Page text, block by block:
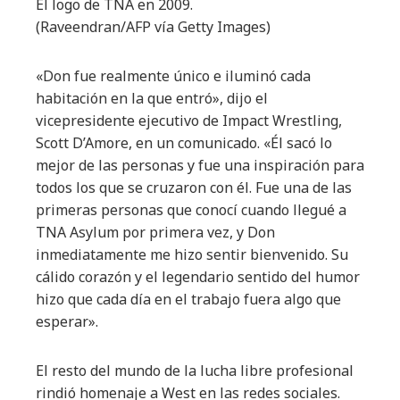
El logo de TNA en 2009.
(Raveendran/AFP vía Getty Images)
«Don fue realmente único e iluminó cada
habitación en la que entró», dijo el
vicepresidente ejecutivo de Impact Wrestling,
Scott D’Amore, en un comunicado. «Él sacó lo
mejor de las personas y fue una inspiración para
todos los que se cruzaron con él. Fue una de las
primeras personas que conocí cuando llegué a
TNA Asylum por primera vez, y Don
inmediatamente me hizo sentir bienvenido. Su
cálido corazón y el legendario sentido del humor
hizo que cada día en el trabajo fuera algo que
esperar».
El resto del mundo de la lucha libre profesional
rindió homenaje a West en las redes sociales.